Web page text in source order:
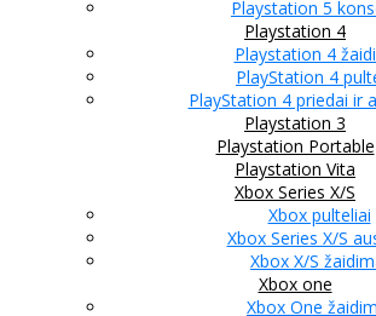
Playstation 5
Playstation 4
Playstation 4
PlayStation 4
PlayStation 4 priedai ir
Playstation 3
Playstation Portable
Playstation Vita
Xbox Series X/S
Xbox pulteliai
Xbox Series X/S
Xbox X/S
Xbox one
Xbox One